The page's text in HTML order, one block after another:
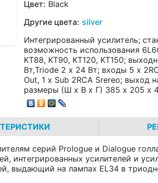
Цвет: Black
Другие цвета: silver
Интегрированный усилитель;
возможность использования
KT88, KT90, KT120, KT150;
Вт,Triode 2 х 24 Вт; входы 5 х
Out, 1 х Sub 2RCA Srereo; выход
размеры (Ш х В х Г) 385 х 205 х
серий Prologue и Dialogue
интегрированных усилителей и
выдающий на лампах EL34 в